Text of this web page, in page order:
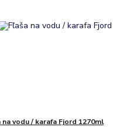
na vodu / karafa Fjord 1270ml